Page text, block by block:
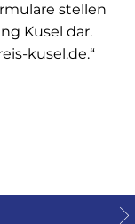
stellen
Kusel dar.
kusel.de.“